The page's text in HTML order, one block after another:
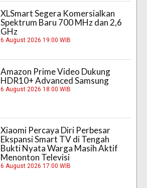
XLSmart Segera Komersialkan
Spektrum Baru 700 MHz dan 2,6
GHz
6 August 2026 19:00 WIB
Amazon Prime Video Dukung
HDR10+ Advanced Samsung
6 August 2026 18:00 WIB
Xiaomi Percaya Diri Perbesar
Ekspansi Smart TV di Tengah
Bukti Nyata Warga Masih Aktif
Menonton Televisi
6 August 2026 17:00 WIB